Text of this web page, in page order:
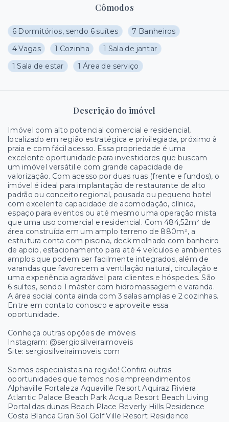
Cômodos
6 Dormitórios, sendo 6 suítes
7 Banheiros
4 Vagas
1 Cozinha
1 Sala de jantar
1 Sala de estar
1 Área de serviço
Descrição do imóvel
Imóvel com alto potencial comercial e residencial,
localizado em região estratégica e privilegiada, próximo à
praia e com fácil acesso. Essa propriedade é uma
excelente oportunidade para investidores que buscam
um imóvel versátil e com grande capacidade de
valorização. Com acesso por duas ruas (frente e fundos), o
imóvel é ideal para implantação de restaurante de alto
padrão ou conceito regional, pousada ou pequeno hotel
com excelente capacidade de acomodação, clínica,
espaço para eventos ou até mesmo uma operação mista
que uma uso comercial e residencial. Com 484,52m² de
área construída em um amplo terreno de 880m², a
estrutura conta com piscina, deck molhado com banheiro
de apoio, estacionamento para até 4 veículos e ambientes
amplos que podem ser facilmente integrados, além de
varandas que favorecem a ventilação natural, circulação e
uma experiência agradável para clientes e hóspedes. São
6 suítes, sendo 1 máster com hidromassagem e varanda.
A área social conta ainda com 3 salas amplas e 2 cozinhas.
Entre em contato conosco e aproveite essa
oportunidade.
Conheça outras opções de imóveis
Instagram: @sergiosilveiraimoveis
Site: sergiosilveiraimoveis.com
Somos especialistas na região! Confira outras
oportunidades que temos nos empreendimentos:
Alphaville Fortaleza Aquaville Resort Aquiraz Riviera
Atlantic Palace Beach Park Acqua Resort Beach Living
Portal das dunas Beach Place Beverly Hills Residence
Costa Blanca Gran Sol Golf Ville Resort Residence